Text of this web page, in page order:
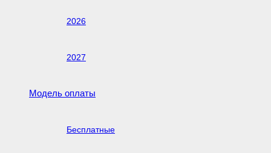
2026
2027
Модель оплаты
Бесплатные